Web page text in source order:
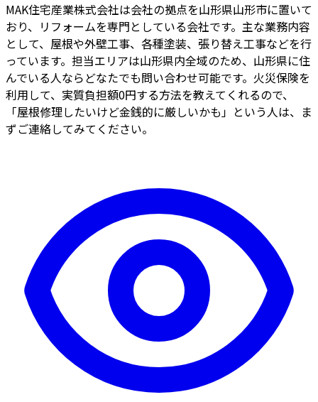
MAK住宅産業株式会社は会社の拠点を山形県山形市に置いて
おり、リフォームを専門としている会社です。主な業務内容
として、屋根や外壁工事、各種塗装、張り替え工事などを行
っています。担当エリアは山形県内全域のため、山形県に住
んでいる人ならどなたでも問い合わせ可能です。火災保険を
利用して、実質負担額0円する方法を教えてくれるので、
「屋根修理したいけど金銭的に厳しいかも」という人は、ま
ずご連絡してみてください。